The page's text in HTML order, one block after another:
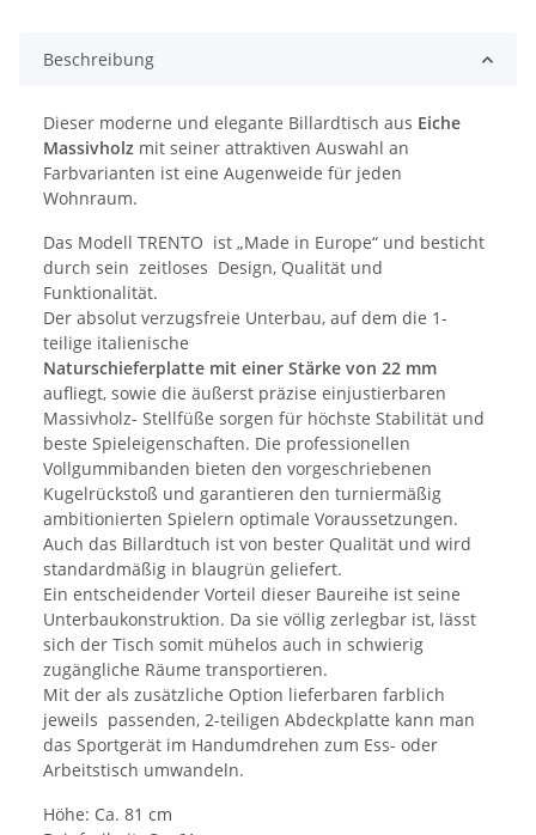
Beschreibung
Dieser moderne und elegante Billardtisch aus Eiche
Massivholz mit seiner attraktiven Auswahl an
Farbvarianten ist eine Augenweide für jeden
Wohnraum.
Das Modell TRENTO ist „Made in Europe“ und besticht
durch sein zeitloses Design, Qualität und
Funktionalität.
Der absolut verzugsfreie Unterbau, auf dem die 1-
teilige italienische
Naturschieferplatte mit einer Stärke von 22 mm
aufliegt, sowie die äußerst präzise einjustierbaren
Massivholz- Stellfüße sorgen für höchste Stabilität und
beste Spieleigenschaften. Die professionellen
Vollgummibanden bieten den vorgeschriebenen
Kugelrückstoß und garantieren den turniermäßig
ambitionierten Spielern optimale Voraussetzungen.
Auch das Billardtuch ist von bester Qualität und wird
standardmäßig in blaugrün geliefert.
Ein entscheidender Vorteil dieser Baureihe ist seine
Unterbaukonstruktion. Da sie völlig zerlegbar ist, lässt
sich der Tisch somit mühelos auch in schwierig
zugängliche Räume transportieren.
Mit der als zusätzliche Option lieferbaren farblich
jeweils passenden, 2-teiligen Abdeckplatte kann man
das Sportgerät im Handumdrehen zum Ess- oder
Arbeitstisch umwandeln.
Höhe: Ca. 81 cm